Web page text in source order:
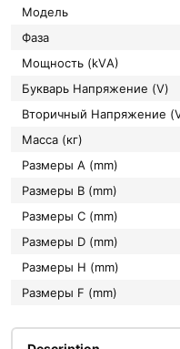
Модель
Фаза
Мощность (kVА)
букварь Напряжение (V)
вторичный Напряжение
Масса (кг)
Размеры A (mm)
Размеры B (mm)
Размеры C (mm)
Размеры D (mm)
Размеры H (mm)
Размеры F (mm)